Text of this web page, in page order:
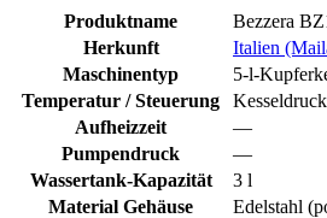
Produktname
Bezzera
Herkunft
Italien
Maschinentyp
5-l-
Temperatur / Steuerung
Aufheizzeit
—
Pumpendruck
—
Wassertank-Kapazität
3 l
Material Gehäuse
Edelstahl